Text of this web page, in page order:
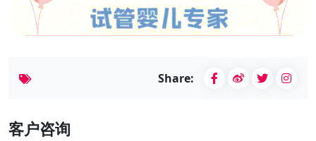
Share:
客户咨询